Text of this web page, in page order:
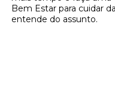
Bem Estar para cuidar
entende do assunto.